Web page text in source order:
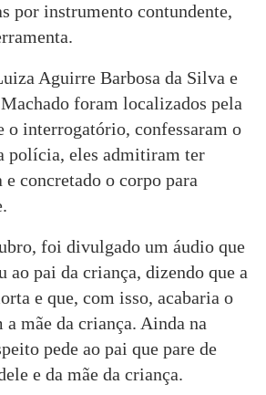
por instrumento contundente,
Aguirre Barbosa da Silva e
foram localizados pela
o interrogatório, confessaram o
polícia, eles admitiram ter
e concretado o corpo para
foi divulgado um áudio que
ao pai da criança, dizendo que a
e que, com isso, acabaria o
mãe da criança. Ainda na
pede ao pai que pare de
e da mãe da criança.